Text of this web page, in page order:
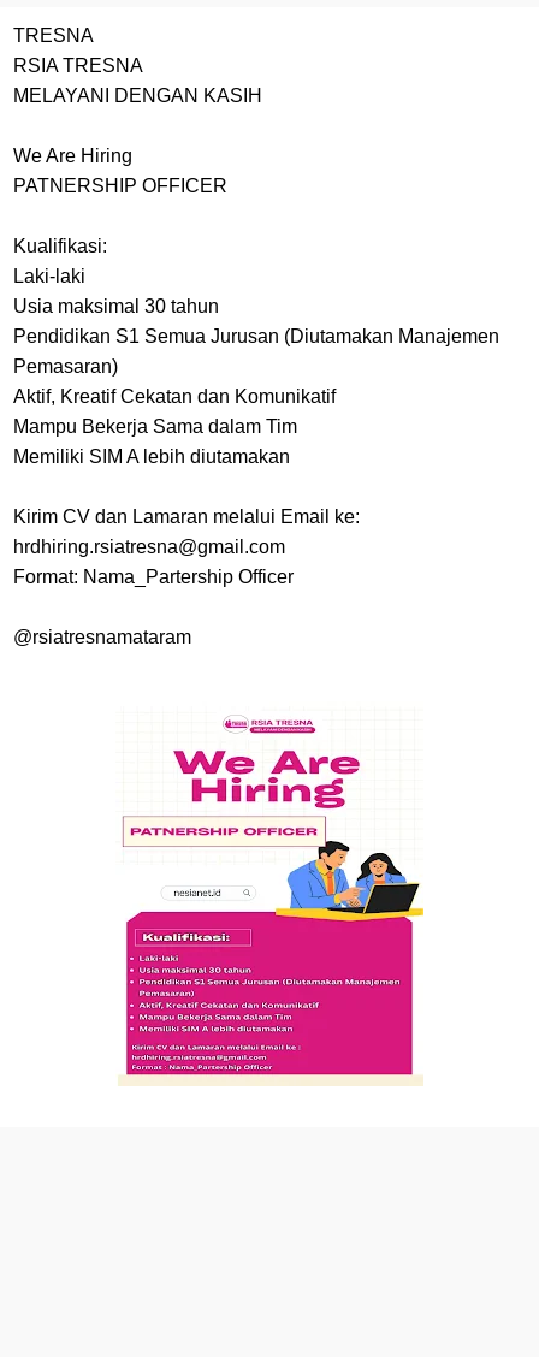
TRESNA
RSIA TRESNA
MELAYANI DENGAN KASIH
We Are Hiring
PATNERSHIP OFFICER
Kualifikasi:
Laki-laki
Usia maksimal 30 tahun
Pendidikan S1 Semua Jurusan (Diutamakan Manajemen
Pemasaran)
Aktif, Kreatif Cekatan dan Komunikatif
Mampu Bekerja Sama dalam Tim
Memiliki SIM A lebih diutamakan
Kirim CV dan Lamaran melalui Email ke:
hrdhiring.rsiatresna@gmail.com
Format: Nama_Partership Officer
@rsiatresnamataram